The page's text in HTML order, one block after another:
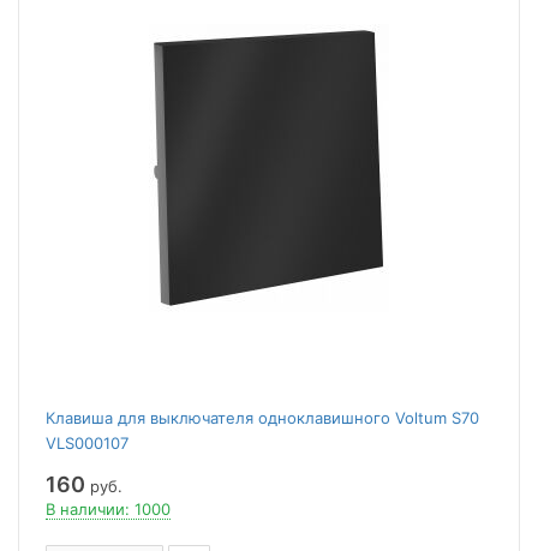
Клавиша для выключателя одноклавишного Voltum S70
VLS000107
160 руб.
В наличии: 1000